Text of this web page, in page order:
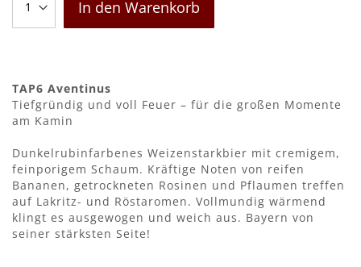
In den Warenkorb
TAP6 Aventinus
Tiefgründig und voll Feuer – für die großen Momente
am Kamin
Dunkelrubinfarbenes Weizenstarkbier mit cremigem,
feinporigem Schaum. Kräftige Noten von reifen
Bananen, getrockneten Rosinen und Pflaumen treffen
auf Lakritz- und Röstaromen. Vollmundig wärmend
klingt es ausgewogen und weich aus. Bayern von
seiner stärksten Seite!